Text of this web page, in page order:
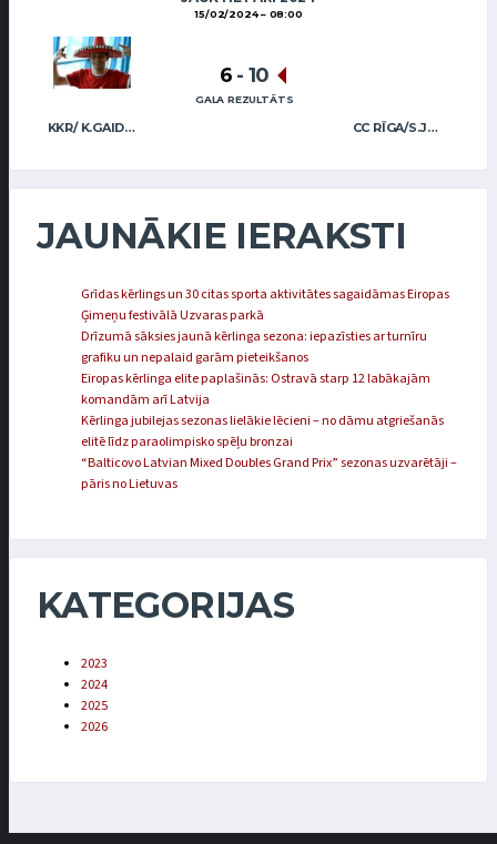
15/02/2024 08:00
KKR/ K.GAIDULE R.R.BUNCIS CC RĪGA/S.JESKE A.VEIDEMANIS
6 - 10
GALA REZULTĀTS
JAUNĀKIE IERAKSTI
Grīdas kērlings un 30 citas sporta aktivitātes sagaidāmas Eiropas
Ģimeņu festivālā Uzvaras parkā
Drīzumā sāksies jaunā kērlinga sezona: iepazīsties ar turnīru
grafiku un nepalaid garām pieteikšanos
Eiropas kērlinga elite paplašinās: Ostravā starp 12 labākajām
komandām arī Latvija
Kērlinga jubilejas sezonas lielākie lēcieni – no dāmu atgriešanās
elitē līdz paraolimpisko spēļu bronzai
“Balticovo Latvian Mixed Doubles Grand Prix” sezonas uzvarētāji –
pāris no Lietuvas
KATEGORIJAS
2023
2024
2025
2026